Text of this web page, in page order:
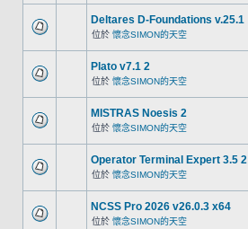
Deltares D-Foundations v.25.1
位於 懷念SIMON的天空
Plato v7.1 2
位於 懷念SIMON的天空
MISTRAS Noesis 2
位於 懷念SIMON的天空
Operator Terminal Expert 3.5 2
位於 懷念SIMON的天空
NCSS Pro 2026 v26.0.3 x64
位於 懷念SIMON的天空